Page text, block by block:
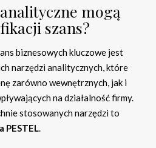
mogą
szans?
biznesowych kluczowe jest
narzędzi analitycznych, które
zarówno wewnętrznych, jak i
na działalność firmy.
stosowanych narzędzi to
PESTEL.